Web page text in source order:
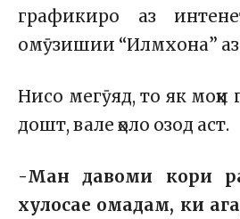
графикиро аз
омӯзишии “Илмхона” аз
Нисо мегӯяд, то як
дошт, вале ҳоло озод аст.
-Ман давоми кори
хулосае омадам, ки